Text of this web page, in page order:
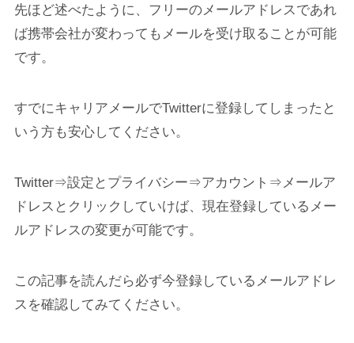
先ほど述べたように、フリーのメールアドレスであれ
ば携帯会社が変わってもメールを受け取ることが可能
です。
すでにキャリアメールでTwitterに登録してしまったと
いう方も安心してください。
Twitter⇒設定とプライバシー⇒アカウント⇒メールア
ドレスとクリックしていけば、現在登録しているメー
ルアドレスの変更が可能です。
この記事を読んだら必ず今登録しているメールアドレ
スを確認してみてください。